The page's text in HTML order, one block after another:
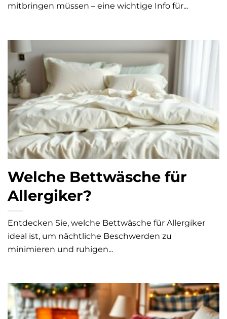
mitbringen müssen – eine wichtige Info für...
Welche Bettwäsche für
Allergiker?
Entdecken Sie, welche Bettwäsche für Allergiker
ideal ist, um nächtliche Beschwerden zu
minimieren und ruhigen...